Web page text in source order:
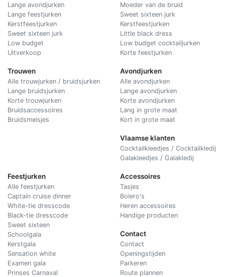
Lange avondjurken
Lange feestjurken
Kerstfeestjurken
Sweet sixteen jurk
Low budget
Uitverkoop
Trouwen
Alle trouwjurken / bruidsjurken
Lange bruidsjurken
Korte trouwjurken
Bruidsaccessoires
Bruidsmeisjes
Moeder van de bruid
Sweet sixteen jurk
Kerstfeestjurken
Little black dress
Low budget cocktailjurken
Korte feestjurken
Avondjurken
Alle avondjurken
Lange avondjurken
Korte avondjurken
Lang in grote maat
Kort in grote maat
Vlaamse klanten
Cocktailkleedjes / Cocktailkledij
Galakleedjes / Galakledij
Feestjurken
Alle feestjurken
Captain cruise dinner
White-tie dresscode
Black-tie dresscode
Sweet sixteen
Schoolgala
Kerstgala
Sensation white
Examen gala
Prinses Carnaval
Accessoires
Tasjes
Bolero's
Heren accessoires
Handige producten
Contact
Contact
Openingstijden
Parkeren
Route plannen